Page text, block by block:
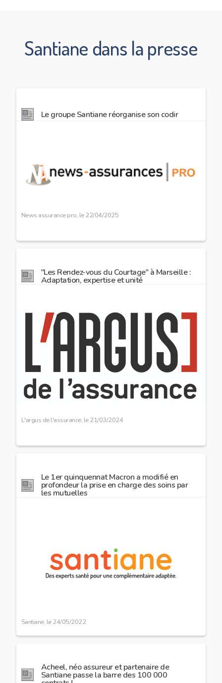
Santiane dans la presse
Le groupe Santiane réorganise son codir
News assurance pro, le22/04/2025
"Les Rendez-vous du Courtage" à Marseille :
Adaptation, expertise et unité
Image
preview
L'argus de l'assurance, le21/03/2024
Le 1er quinquennat Macron a modifié en
profondeur la prise en charge des soins par
les mutuelles
Santiane, le24/05/2022
Acheel, néo assureur et partenaire de
Santiane passe la barre des 100 000